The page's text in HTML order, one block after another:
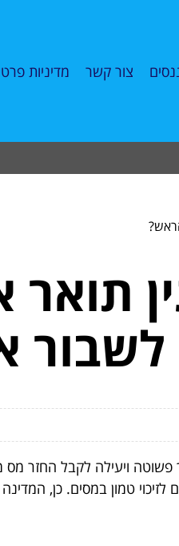
צור קשר מדיניות
ויעילה לקבל החזר מס
טמון במסים. כן,